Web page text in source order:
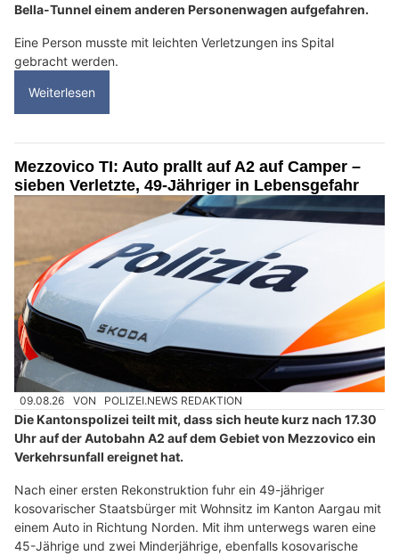
Bella-Tunnel einem anderen Personenwagen aufgefahren.
Eine Person musste mit leichten Verletzungen ins Spital
gebracht werden.
Weiterlesen
Mezzovico TI: Auto prallt auf A2 auf Camper –
sieben Verletzte, 49-Jähriger in Lebensgefahr
09.08.26 VON POLIZEI.NEWS REDAKTION
Die Kantonspolizei teilt mit, dass sich heute kurz nach 17.30
Uhr auf der Autobahn A2 auf dem Gebiet von Mezzovico ein
Verkehrsunfall ereignet hat.
Nach einer ersten Rekonstruktion fuhr ein 49-jähriger
kosovarischer Staatsbürger mit Wohnsitz im Kanton Aargau mit
einem Auto in Richtung Norden. Mit ihm unterwegs waren eine
45-Jährige und zwei Minderjährige, ebenfalls kosovarische